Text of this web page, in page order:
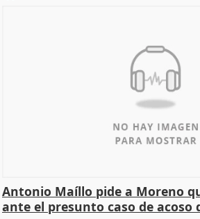
Antonio Maíllo pide a Moreno
ante el presunto caso de acoso